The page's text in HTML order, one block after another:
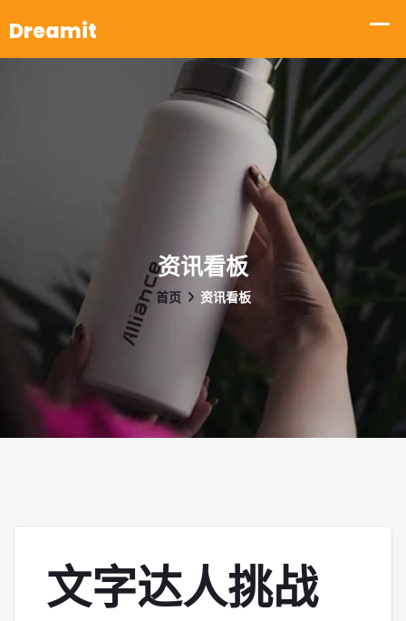
资讯看板
首页 资讯看板
文字达人挑战